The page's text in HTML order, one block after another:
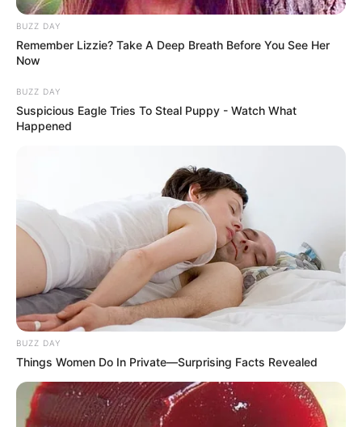
Everybody Wanted To Date Her In The 80s & This
Is Her Recently
BUZZ DAY
Co-stars Who Lost Control While Kissing Each
Other
BUZZ DAY
BUZZ DAY
Remember Lizzie? Take A Deep Breath Before You See Her
Now
BUZZ DAY
Suspicious Eagle Tries To Steal Puppy - Watch What
Happened
BUZZ DAY
Things Women Do In Private—Surprising Facts Revealed